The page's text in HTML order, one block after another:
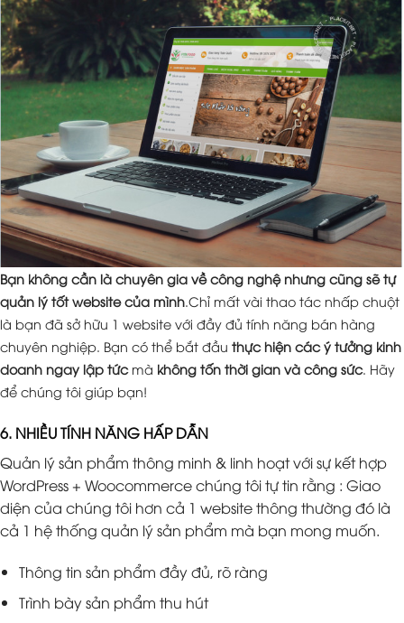
Bạn không cần là chuyên gia về công nghệ nhưng cũng sẽ tự
quản lý tốt website của mình.Chỉ mất vài thao tác nhấp chuột
là bạn đã sở hữu 1 website với đầy đủ tính năng bán hàng
chuyên nghiệp. Bạn có thể bắt đầu thực hiện các ý tưởng kinh
doanh ngay lập tứcmà không tốn thời gian và công sức. Hãy
để chúng tôi giúp bạn!
6. NHIỀU TÍNH NĂNG HẤP DẪN
Quản lý sản phẩm thông minh & linh hoạt với sự kết hợp
WordPress + Woocommerce chúng tôi tự tin rằng : Giao
diện của chúng tôi hơn cả 1 website thông thường đó là
cả 1 hệ thống quản lý sản phẩm mà bạn mong muốn.
Thông tin sản phẩm đầy đủ, rõ ràng
Trình bày sản phẩm thu hút